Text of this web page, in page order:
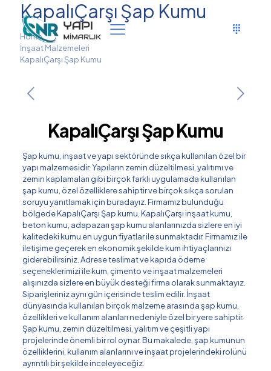
KapalıÇarşı Şap Kumu
Home
İnşaat Malzemeleri
KapalıÇarşı Şap Kumu
KapalıÇarşı Şap Kumu
Şap kumu, inşaat ve yapı sektöründe sıkça kullanılan özel bir
yapı malzemesidir. Yapıların zemin düzeltilmesi, yalıtımı ve
zemin kaplamaları gibi birçok farklı uygulamada kullanılan
şap kumu, özel özelliklere sahiptir ve birçok sıkça sorulan
soruyu yanıtlamak için buradayız. Firmamız bulunduğu
bölgede KapalıÇarşı Şap kumu, KapalıÇarşı inşaat kumu,
beton kumu, adapazarı şap kumu alanlarınızda sizlere en iyi
kalitedeki kumu en uygun fiyatlar ile sunmaktadır. Firmamız ile
iletişime geçerek en ekonomik şekilde kum ihtiyaçlarınızı
giderebilirsiniz. Adrese teslimat ve kapıda ödeme
seçeneklerimizi ile kum, çimento ve inşaat malzemeleri
alışınızda sizlere en büyük desteği firma olarak sunmaktayız.
Siparişleriniz aynı gün içerisinde teslim edilir. İnşaat
dünyasında kullanılan birçok malzeme arasında şap kumu,
özellikleri ve kullanım alanları nedeniyle özel bir yere sahiptir.
Şap kumu, zemin düzeltilmesi, yalıtım ve çeşitli yapı
projelerinde önemli bir rol oynar. Bu makalede, şap kumunun
özelliklerini, kullanım alanlarını ve inşaat projelerindeki rolünü
ayrıntılı bir şekilde inceleyeceğiz.